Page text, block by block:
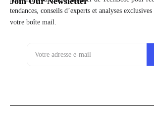
tendances, conseils d’experts et analyses
votre boîte mail.